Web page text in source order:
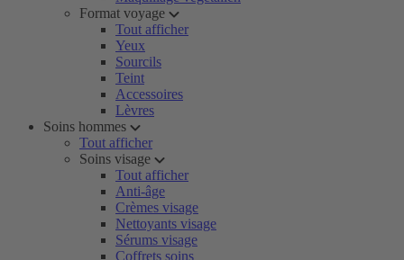
Format voyage
Tout afficher
Yeux
Sourcils
Teint
Accessoires
Lèvres
Soins hommes
Tout afficher
Soins visage
Tout afficher
Anti-âge
Crèmes visage
Nettoyants visage
Sérums visage
Coffrets soins